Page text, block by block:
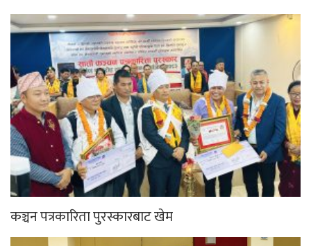
कञ्चन पत्रकारिता पुरस्कारबाट खेम